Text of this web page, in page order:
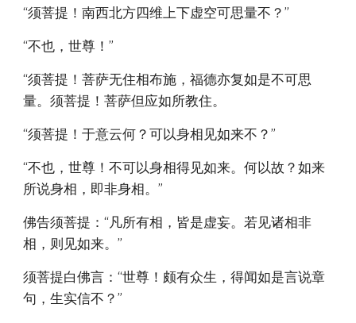
“须菩提！南西北方四维上下虚空可思量不？”
“不也，世尊！”
“须菩提！菩萨无住相布施，福德亦复如是不可思
量。须菩提！菩萨但应如所教住。
“须菩提！于意云何？可以身相见如来不？”
“不也，世尊！不可以身相得见如来。何以故？如来
所说身相，即非身相。”
佛告须菩提：“凡所有相，皆是虚妄。若见诸相非
相，则见如来。”
须菩提白佛言：“世尊！颇有众生，得闻如是言说章
句，生实信不？”